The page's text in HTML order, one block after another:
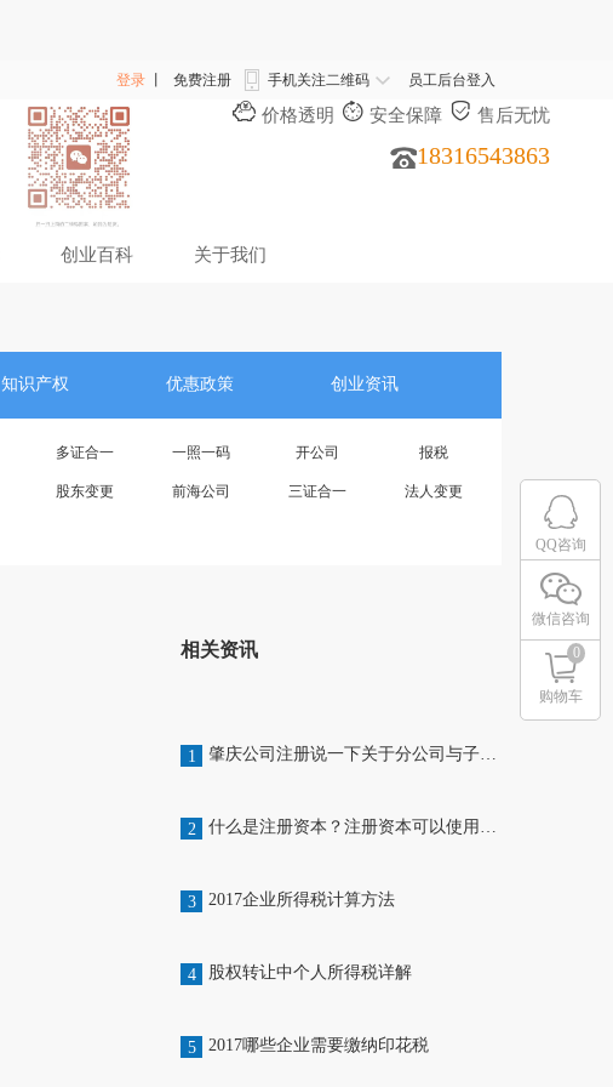
员工后台登入
手机关注二维码
登录 免费注册
价格透明 安全保障 售后无忧
18316543863
创业百科 关于我们
QQ咨询
微信咨询
0
购物车
知识产权 优惠政策 创业资讯
多证合一 一照一码 开公司 报税
股东变更 前海公司 三证合一 法人变更
相关资讯
1 肇庆公司注册说一下关于分公司与子公司的区别
2 什么是注册资本？注册资本可以使用吗？
3 2017企业所得税计算方法
4 股权转让中个人所得税详解
5 2017哪些企业需要缴纳印花税